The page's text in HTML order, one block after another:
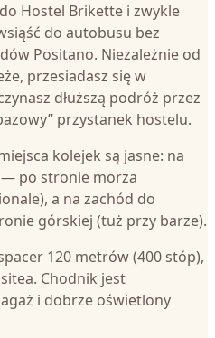
Hostel Brikette i zwykle
do autobusu bez
Positano. Niezależnie od
przesiadasz się w
dłuższą podróż przez
przystanek hostelu.
kolejek są jasne: na
po stronie morza
a na zachód do
górskiej (tuż przy barze).
120 metrów (400 stóp),
Chodnik jest
i dobrze oświetlony